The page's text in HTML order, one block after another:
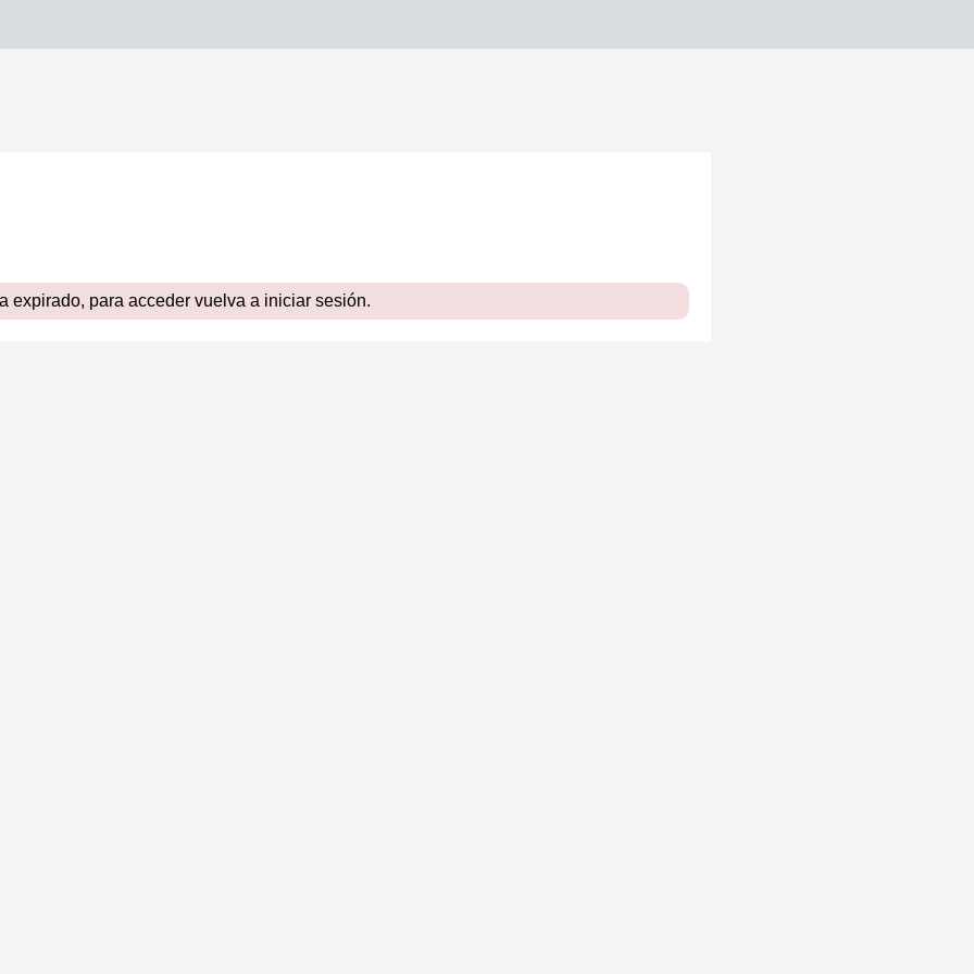
expirado, para acceder vuelva a iniciar sesión.